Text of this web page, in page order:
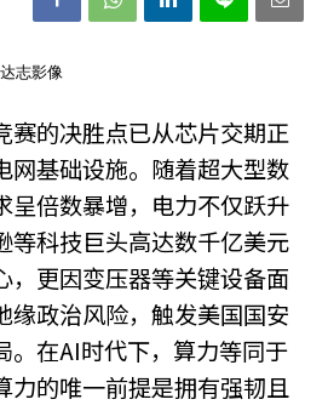
志影像
赛的决胜点已从芯片交期正
网基础设施。随着超大型数
呈倍数暴增，电力不仅跃升
等科技巨头高达数千亿美元
，更因变压器等关键设备面
缘政治风险，触发美国国安
。在AI时代下，算力等同于
力的唯一前提是拥有强韧且